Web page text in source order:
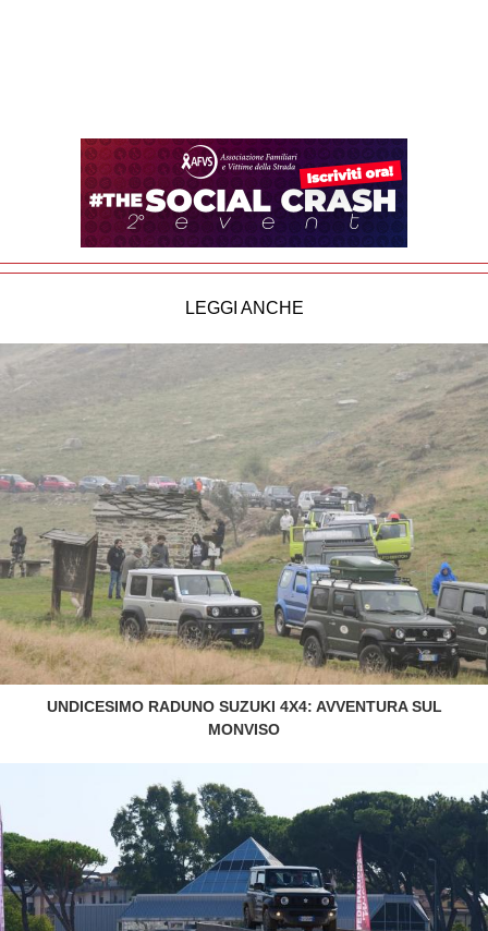
LEGGI ANCHE
UNDICESIMO RADUNO SUZUKI 4X4: AVVENTURA SUL
MONVISO